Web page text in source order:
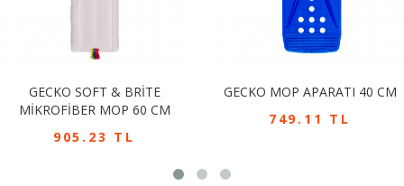
GECKO SOFT & BRİTE
MİKROFİBER MOP 60 CM
905.23 TL
GECKO MOP APARATI 40 CM
749.11 TL